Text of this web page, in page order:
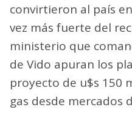
convirtieron al país
vez más fuerte del
ministerio que
de Vido apuran los
proyecto de u$s 150
gas desde mercados